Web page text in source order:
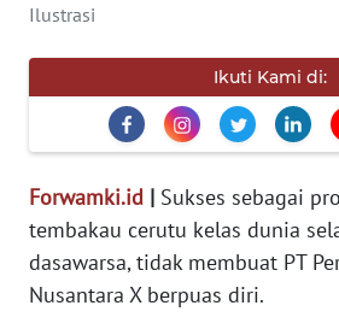
Ilustrasi
Ikuti Kami di:
Forwamki.id | Sukses sebagai
tembakau cerutu kelas dunia
dasawarsa, tidak membuat PT
Nusantara X berpuas diri.
PERAPKI
Informasi
BERITA